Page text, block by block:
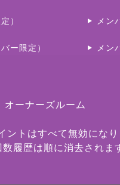
） メン
ー限定） メン
ーナーズルーム
トはすべて無効になり
履歴は順に消去されま